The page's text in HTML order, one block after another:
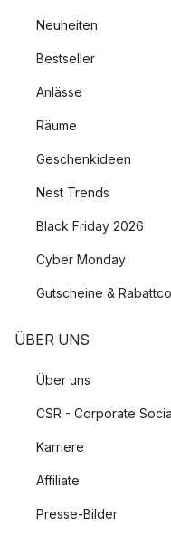
Neuheiten
Bestseller
Anlässe
Räume
Geschenkideen
Nest Trends
Black Friday 2026
Cyber Monday
Gutscheine &
ÜBER UNS
Über uns
CSR - Corporate
Karriere
Affiliate
Presse-Bilder